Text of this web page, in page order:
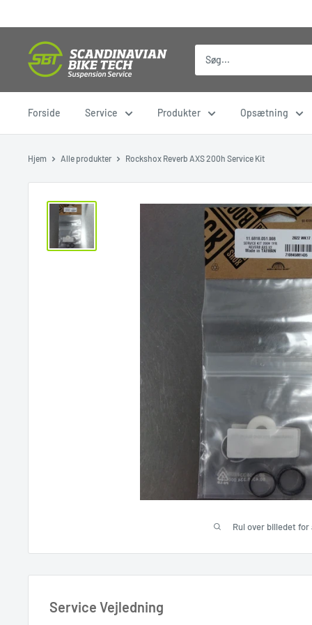
til
Forside Service Produkter Opsætning
Hjem Alle produkter Rockshox Reverb AXS 200h Service Kit
Rul over billedet
Service Vejledning